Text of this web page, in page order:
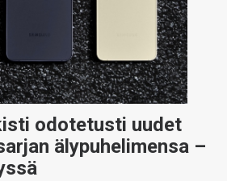
odotetusti uudet
älypuhelimensa –